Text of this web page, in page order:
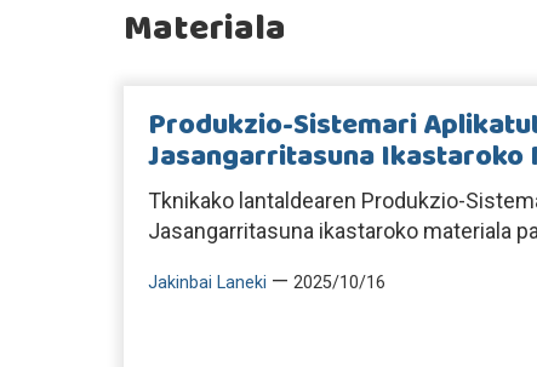
Materiala
Produkzio-Sistemari
Jasangarritasuna Ikastaroko
Tknikako lantaldearen Produkzio-
Jasangarritasuna ikastaroko materiala
Jakinbai Laneki — 2025/10/16